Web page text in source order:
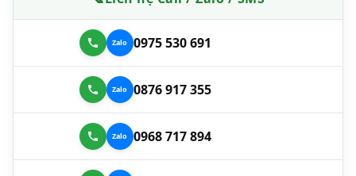
0975 530 691
0876 917 355
0968 717 894